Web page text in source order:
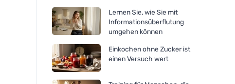
Lernen Sie, wie Sie mit
Informationsüberflutung
umgehen können
Einkochen ohne Zucker ist
einen Versuch wert